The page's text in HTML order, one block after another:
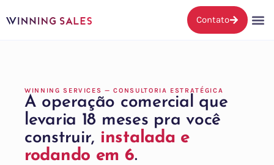
Contato
WINNING SERVICES — CONSULTORIA ESTRATÉGICA
A operação comercial que
levaria 18 meses pra você
construir, instalada e
rodando em 6.